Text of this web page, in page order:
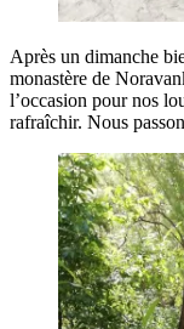
Après un dimanche
monastère de
l’occasion pour nos
rafraîchir. Nous